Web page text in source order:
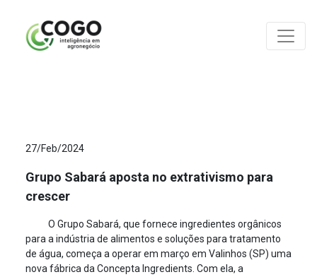
27/Feb/2024
Grupo Sabará aposta no extrativismo para
crescer
O Grupo Sabará, que fornece ingredientes orgânicos
para a indústria de alimentos e soluções para tratamento
de água, começa a operar em março em Valinhos (SP) uma
nova fábrica da Concepta Ingredients. Com ela, a